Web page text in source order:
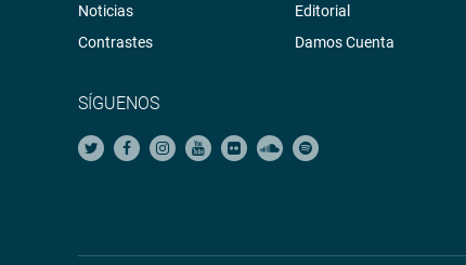
Noticias
Contrastes
Editorial
Damos Cuenta
SÍGUENOS